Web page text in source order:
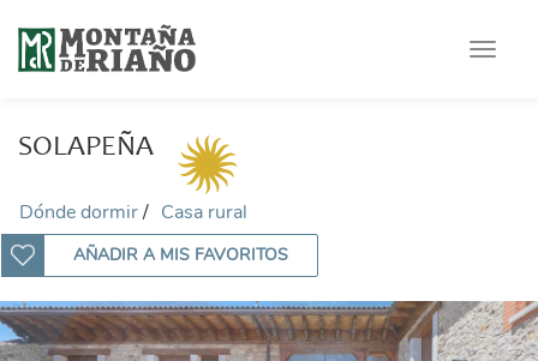
Toggle
SOLAPEÑA
Dónde dormir Casa rural
AÑADIR A MIS FAVORITOS